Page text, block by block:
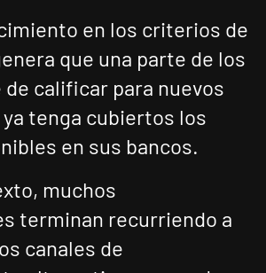
en los criterios de
que una parte de los
calificar para nuevos
tenga cubiertos los
en sus bancos.
muchos
terminan recurriendo a
canales de